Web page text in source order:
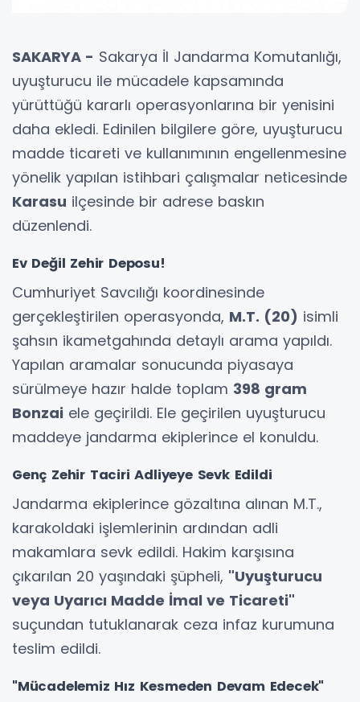
SAKARYA - Sakarya İl Jandarma Komutanlığı,
uyuşturucu ile mücadele kapsamında
yürüttüğü kararlı operasyonlarına bir yenisini
daha ekledi. Edinilen bilgilere göre, uyuşturucu
madde ticareti ve kullanımının engellenmesine
yönelik yapılan istihbari çalışmalar neticesinde
Karasu ilçesinde bir adrese baskın
düzenlendi.
Ev Değil Zehir Deposu!
Cumhuriyet Savcılığı koordinesinde
gerçekleştirilen operasyonda, M.T. (20) isimli
şahsın ikametgahında detaylı arama yapıldı.
Yapılan aramalar sonucunda piyasaya
sürülmeye hazır halde toplam 398 gram
Bonzai ele geçirildi. Ele geçirilen uyuşturucu
maddeye jandarma ekiplerince el konuldu.
Genç Zehir Taciri Adliyeye Sevk Edildi
Jandarma ekiplerince gözaltına alınan M.T.,
karakoldaki işlemlerinin ardından adli
makamlara sevk edildi. Hakim karşısına
çıkarılan 20 yaşındaki şüpheli, "Uyuşturucu
veya Uyarıcı Madde İmal ve Ticareti"
suçundan tutuklanarak ceza infaz kurumuna
teslim edildi.
"Mücadelemiz Hız Kesmeden Devam Edecek"